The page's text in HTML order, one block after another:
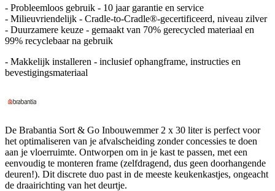
- Probleemloos gebruik - 10 jaar garantie en service
- Milieuvriendelijk - Cradle-to-Cradle®-gecertificeerd, niveau zilver
- Duurzamere keuze - gemaakt van 70% gerecycled materiaal en
99% recyclebaar na gebruik
- Makkelijk installeren - inclusief ophangframe, instructies en
bevestigingsmateriaal
De Brabantia Sort & Go Inbouwemmer 2 x 30 liter is perfect voor
het optimaliseren van je afvalscheiding zonder concessies te doen
aan je vloerruimte. Ontworpen om in je kast te passen, met een
eenvoudig te monteren frame (zelfdragend, dus geen doorhangende
deuren!). Dit discrete duo past in de meeste keukenkastjes, ongeacht
de draairichting van het deurtje.